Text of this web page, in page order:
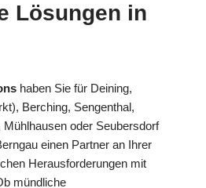
Lösungen in
haben Sie für Deining,
Berching, Sengenthal,
oder Seubersdorf
einen Partner an Ihrer
Herausforderungen mit
mündliche